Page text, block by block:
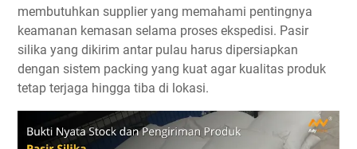
membutuhkan supplier yang memahami pentingnya
keamanan kemasan selama proses ekspedisi. Pasir
silika yang dikirim antar pulau harus dipersiapkan
dengan sistem packing yang kuat agar kualitas produk
tetap terjaga hingga tiba di lokasi.